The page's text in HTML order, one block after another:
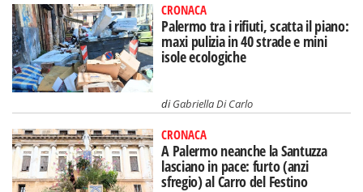
CRONACA
Palermo tra i rifiuti, scatta il piano:
maxi pulizia in 40 strade e mini
isole ecologiche
diGabriella Di Carlo
CRONACA
A Palermo neanche la Santuzza
lasciano in pace: furto (anzi
sfregio) al Carro del Festino